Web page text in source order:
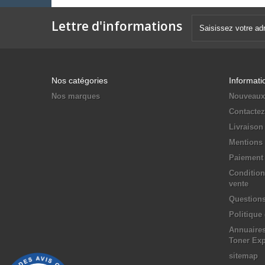
Lettre d'informations
Nos catégories
Nos marques
Livraison
Mentions
vente
Politique
Toner
sitemap